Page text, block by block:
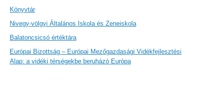
Könyvtár
Nivegy-völgyi Általános Iskola és Zeneiskola
Balatoncsicsó értéktára
Európai Bizottság – Európai Mezőgazdasági Vidékfejlesztési
Alap: a vidéki térségekbe beruházó Európa